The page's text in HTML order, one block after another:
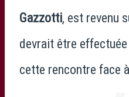
Gazzotti, est revenu
devrait être
cette rencontre face